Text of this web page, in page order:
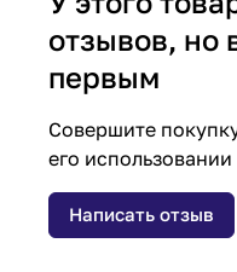
отзывов, но
первым
Совершите
его использовании
Написать отзыв